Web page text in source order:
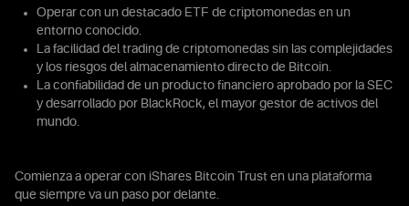
Operar con un destacado ETF de criptomonedas en un
entorno conocido.
La facilidad del trading de criptomonedas sin las complejidades
y los riesgos del almacenamiento directo de Bitcoin.
La confiabilidad de un producto financiero aprobado por la SEC
y desarrollado por BlackRock, el mayor gestor de activos del
mundo.
Comienza a operar con iShares Bitcoin Trust en una plataforma
que siempre va un paso por delante.